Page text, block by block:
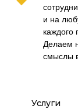
и на
каждого
Делаем
смыслы
Услуги